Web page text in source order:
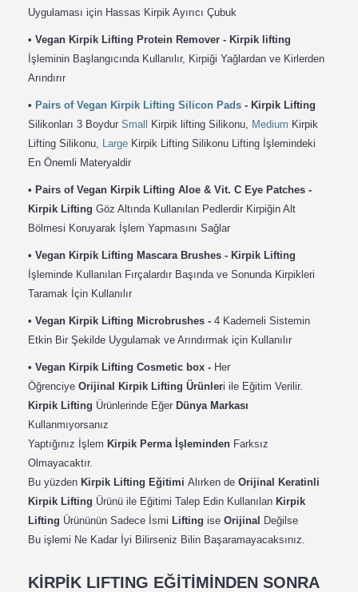
Uygulaması için Hassas Kirpik Ayırıcı Çubuk
• Vegan Kirpik Lifting Protein Remover - Kirpik lifting
İşleminin Başlangıcında Kullanılır, Kirpiği Yağlardan ve Kirlerden
Arındırır
• Pairs of Vegan Kirpik Lifting Silicon Pads - Kirpik Lifting
Silikonları 3 Boydur Small Kirpik lifting Silikonu, Medium Kirpik
Lifting Silikonu,
Large Kirpik Lifting Silikonu Lifting İşlemindeki
En Önemli Materyaldir
• Pairs of Vegan Kirpik Lifting Aloe & Vit. C Eye Patches -
Kirpik Lifting Göz Altında Kullanılan Pedlerdir Kirpiğin Alt
Bölmesi Koruyarak İşlem Yapmasını Sağlar
• Vegan Kirpik Lifting Mascara Brushes - Kirpik Lifting
İşleminde Kullanılan Fırçalardır Başında ve Sonunda Kirpikleri
Taramak İçin Kullanılır
• Vegan Kirpik Lifting Microbrushes - 4 Kademeli Sistemin
Etkin Bir Şekilde Uygulamak ve Arındırmak için Kullanılır
• Vegan Kirpik Lifting Cosmetic box - Her
Öğrenciye Orijinal Kirpik Lifting Ürünleri ile Eğitim Verilir.
Kirpik Lifting Ürünlerinde Eğer Dünya Markası
Kullanmıyorsanız
Yaptığınız İşlem Kirpik Perma İşleminden Farksız
Olmayacaktır.
Bu yüzden Kirpik Lifting Eğitimi Alırken de Orijinal Keratinli
Kirpik Lifting Ürünü ile Eğitimi Talep Edin Kullanılan Kirpik
Lifting Ürününün Sadece İsmi Lifting ise Orijinal
Değilse
Bu işlemi Ne Kadar İyi Bilirseniz Bilin Başaramayacaksınız.
KİRPİK LIFTING EĞİTİMİNDEN SONRA